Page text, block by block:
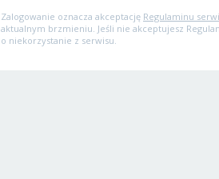
Zalogowanie oznacza akceptację Regulaminu
aktualnym brzmieniu. Jeśli nie akceptujesz
o niekorzystanie z serwisu.